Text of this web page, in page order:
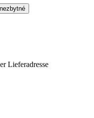
Lieferadresse